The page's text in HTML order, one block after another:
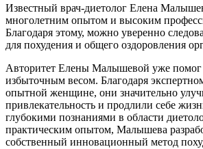
Известный врач-диетолог Елена
многолетним опытом и высоким
Благодаря этому, можно уверенно
для похудения и общего оздоровления
Авторитет Елены Малышевой уже помог
избыточным весом. Благодаря
опытной женщине, они значительно
привлекательность и продлили себе
глубокими познаниями в области
практическим опытом, Малышева
собственный инновационный метод